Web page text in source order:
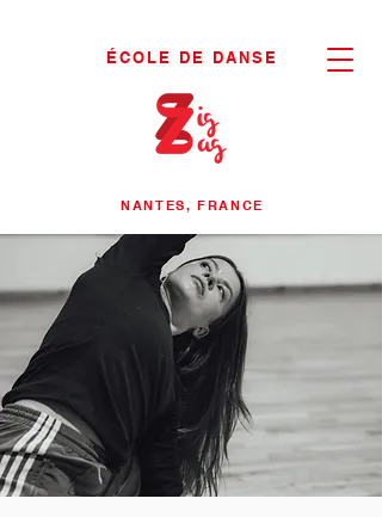
NANTES, FRANCE
ÉCOLE DE DANSE